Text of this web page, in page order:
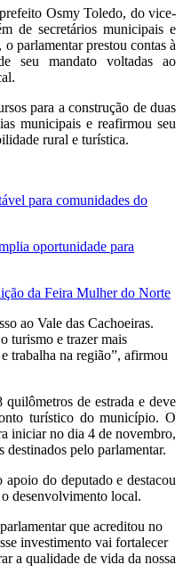
Osmy Toledo, do vice-
de secretários municipais e
parlamentar prestou contas à
seu mandato voltadas ao
para a construção de duas
municipais e reafirmou seu
rural e turística.
para comunidades do
oportunidade para
da Feira Mulher do Norte
ao Vale das Cachoeiras.
turismo e trazer mais
trabalha na região”, afirmou
de estrada e deve
turístico do município. O
iniciar no dia 4 de novembro,
pelo parlamentar.
do deputado e destacou
desenvolvimento local.
que acreditou no
investimento vai fortalecer
a qualidade de vida da nossa